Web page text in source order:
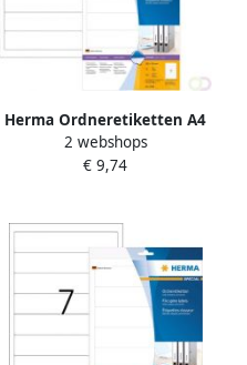
Herma Ordneretiketten A4
192 x 38 mm wit
ondoorzichtig permanent
2 webshops
€ 9,74